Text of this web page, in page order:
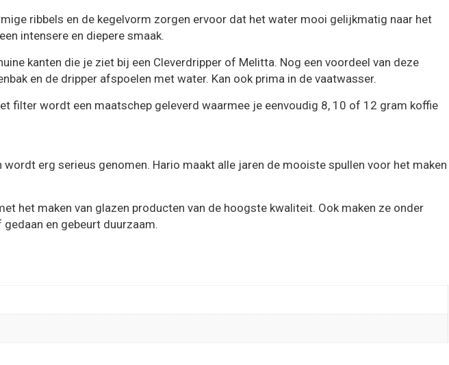
ribbels en de kegelvorm zorgen ervoor dat het water mooi gelijkmatig naar het
intensere en diepere smaak.
kanten die je ziet bij een Cleverdripper of Melitta. Nog een voordeel van deze
en de dripper afspoelen met water. Kan ook prima in de vaatwasser.
filter wordt een maatschep geleverd waarmee je eenvoudig 8, 10 of 12 gram koffie
erg serieus genomen. Hario maakt alle jaren de mooiste spullen voor het maken
het maken van glazen producten van de hoogste kwaliteit. Ook maken ze onder
en gebeurt duurzaam.